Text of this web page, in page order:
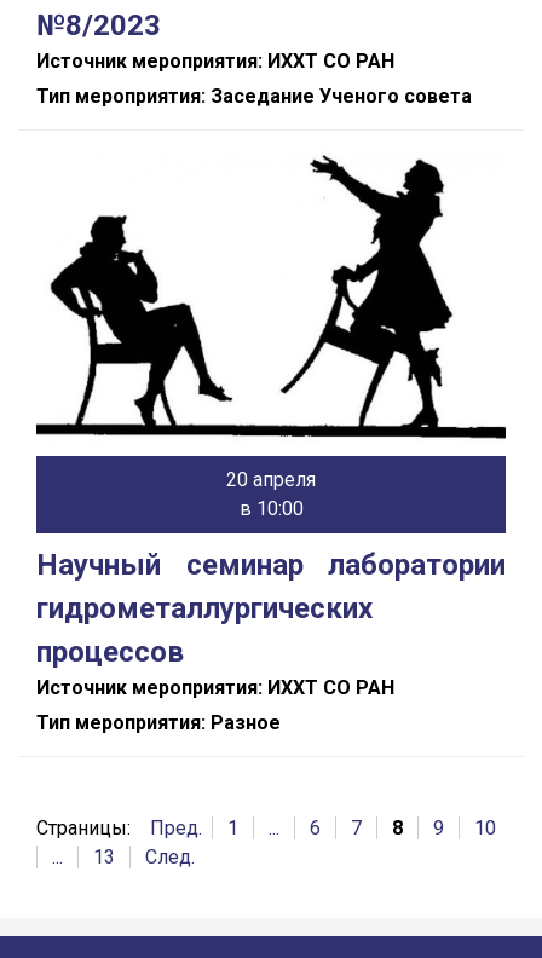
№8/2023
Источник мероприятия: ИХХТ СО РАН
Тип мероприятия: Заседание Ученого совета
20 апреля
в 10:00
Научный семинар лаборатории
гидрометаллургических
процессов
Источник мероприятия: ИХХТ СО РАН
Тип мероприятия: Разное
Страницы: Пред. 1 ... 6 7 8 9
10
...
13 След.